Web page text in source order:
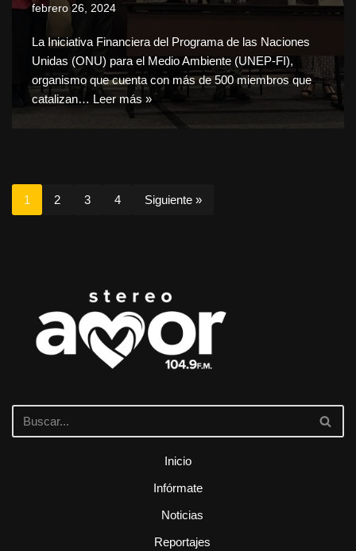
febrero 26, 2024
La Iniciativa Financiera del Programa de las Naciones
Unidas (ONU) para el Medio Ambiente (UNEP-FI),
organismo que cuenta con más de 500 miembros que
catalizan… Leer más »
1 2 3 4 Siguiente »
Inicio
Infórmate
Noticias
Reportajes